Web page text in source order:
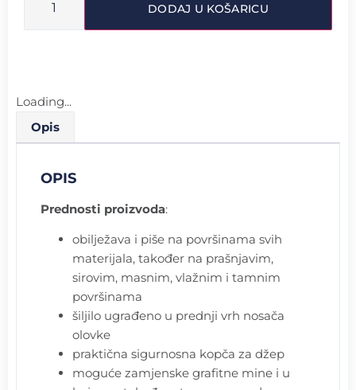
DODAJ U KOŠARICU
Loading...
Opis
OPIS
Prednosti proizvoda:
obilježava i piše na površinama svih
materijala, također na prašnjavim,
sirovim, masnim, vlažnim i tamnim
površinama
šiljilo ugrađeno u prednji vrh nosača
olovke
praktična sigurnosna kopča za džep
moguće zamjenske grafitne mine i u